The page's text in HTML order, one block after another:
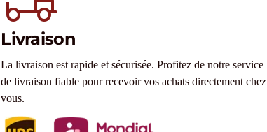
Livraison
La livraison est rapide et sécurisée. Profitez de notre service
de livraison fiable pour recevoir vos achats directement chez
vous.